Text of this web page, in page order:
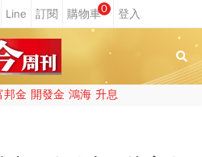
0
邦金 開發金 鴻海 升息